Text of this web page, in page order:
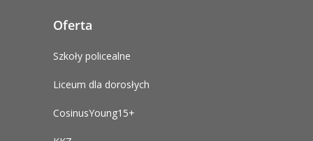
Oferta
Szkoły policealne
Liceum dla dorosłych
CosinusYoung15+